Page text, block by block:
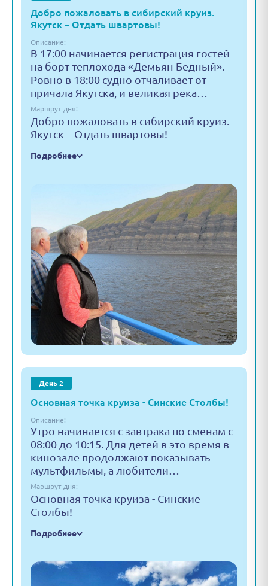
Добро пожаловать в сибирский круиз.
Якутск – Отдать швартовы!
Описание:
В 17:00 начинается регистрация гостей
на борт теплохода «Демьян Бедный».
Ровно в 18:00 судно отчаливает от
причала Якутска, и великая река…
Маршрут дня:
Добро пожаловать в сибирский круиз.
Якутск – Отдать швартовы!
Подробнее
День 2
Основная точка круиза - Синские Столбы!
Описание:
Утро начинается с завтрака по сменам с
08:00 до 10:15. Для детей в это время в
кинозале продолжают показывать
мультфильмы, а любители…
Маршрут дня:
Основная точка круиза - Синские
Столбы!
Подробнее